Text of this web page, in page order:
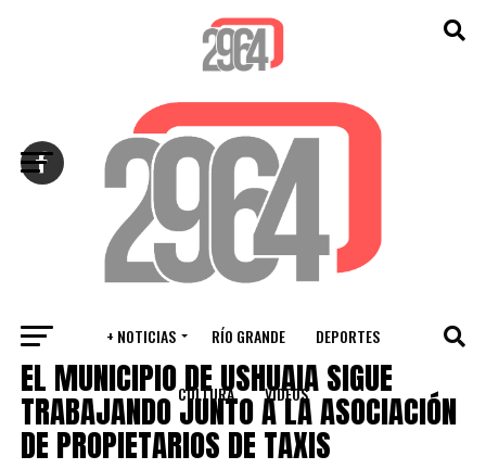
+ NOTICIAS RÍO GRANDE DEPORTES
CULTURA VIDEOS
VARIOS
EL MUNICIPIO DE USHUAIA SIGUE
TRABAJANDO JUNTO A LA ASOCIACIÓN
DE PROPIETARIOS DE TAXIS
Salir de la versión móvil